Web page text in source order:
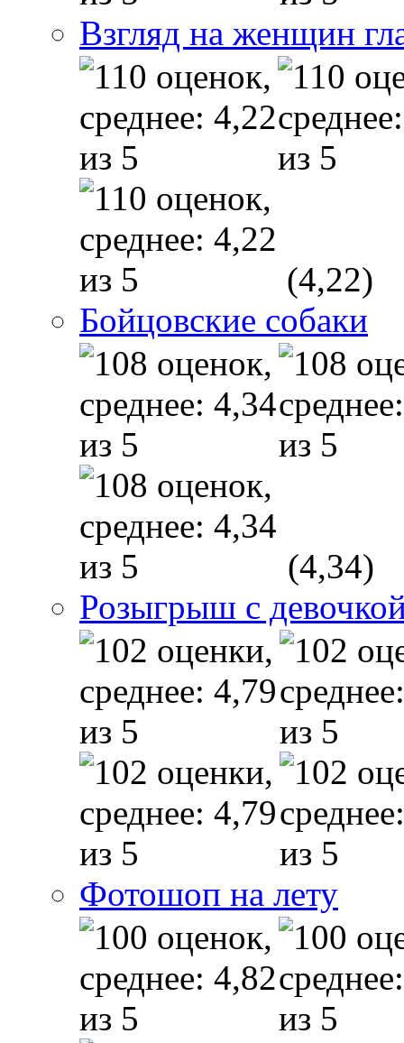
Взгляд на женщин
(4,22)
Бойцовские собаки
(4,34)
Розыгрыш с
Фотошоп на лету